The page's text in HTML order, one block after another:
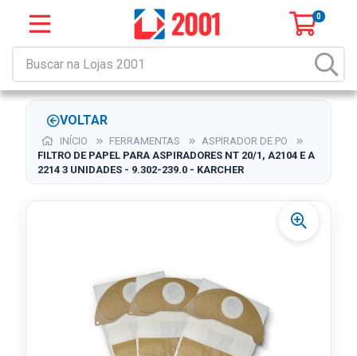
0
VOLTAR
INÍCIO FERRAMENTAS
ASPIRADOR DE PO
FILTRO DE PAPEL PARA ASPIRADORES NT 20/1, A2104 E A
2214 3 UNIDADES - 9.302-239.0 - KARCHER